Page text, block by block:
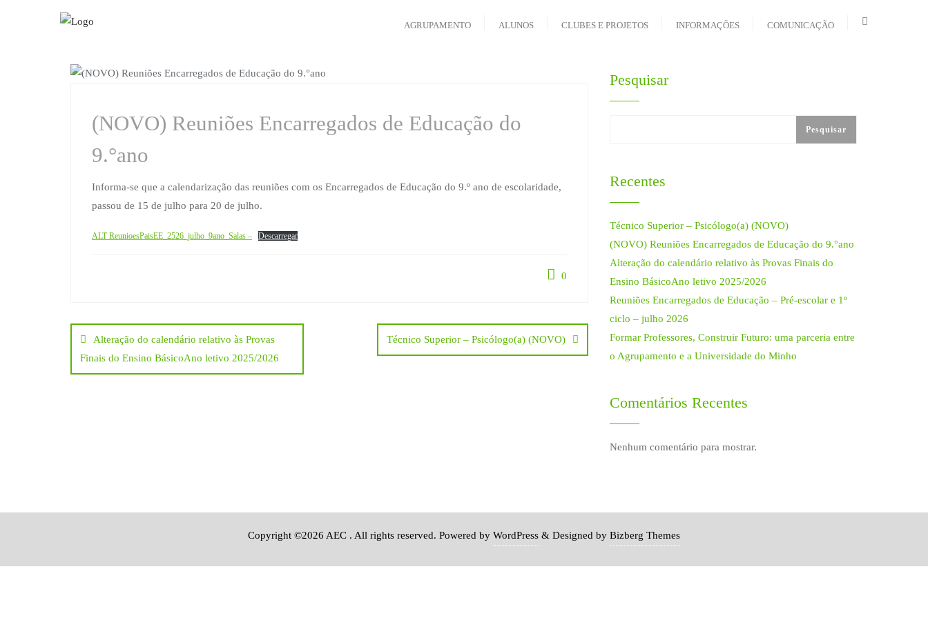
AGRUPAMENTO ALUNOS CLUBES E PROJETOS INFORMAÇÕES COMUNICAÇÃO
(NOVO) Reuniões Encarregados de Educação do
9.°ano
Informa-se que a calendarização das reuniões com os Encarregados de Educação do 9.º ano de escolaridade,
passou de 15 de julho para 20 de julho.
ALT ReunioesPaisEE_2526_julho_9ano_Salas – Descarregar
0
Navegação
de
Alteração do calendário relativo às Provas
Finais do Ensino BásicoAno letivo 2025/2026
Técnico Superior – Psicólogo(a) (NOVO)
Pesquisar
Pesquisar
Recentes
Técnico Superior – Psicólogo(a) (NOVO)
(NOVO) Reuniões Encarregados de Educação do 9.°ano
Alteração do calendário relativo às Provas Finais do
Ensino BásicoAno letivo 2025/2026
Reuniões Encarregados de Educação – Pré-escolar e 1º
ciclo – julho 2026
Formar Professores, Construir Futuro: uma parceria entre
o Agrupamento e a Universidade do Minho
Comentários Recentes
Nenhum comentário para mostrar.
Copyright ©2026 AEC . All rights reserved. Powered by WordPress & Designed by Bizberg Themes